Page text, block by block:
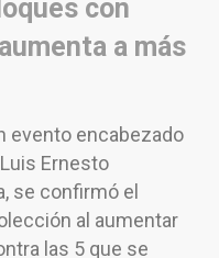
con
a más
evento encabezado
Ernesto
se confirmó el
al aumentar
las 5 que se